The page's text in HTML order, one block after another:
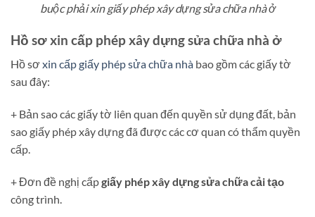
buộc phải xin giấy phép xây dựng sửa chữa nhà ở
Hồ sơ xin cấp phép xây dựng sửa chữa nhà ở
Hồ sơ xin cấp giấy phép sửa chữa nhà bao gồm các giấy tờ
sau đây:
+ Bản sao các giấy tờ liên quan đến quyền sử dụng đất, bản
sao giấy phép xây dựng đã được các cơ quan có thẩm quyền
cấp.
+ Đơn đề nghị cấpgiấy phép xây dựng sửa chữa cải tạo
công trình.